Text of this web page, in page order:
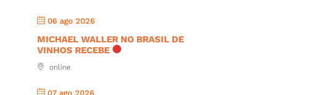
06 ago 2026
MICHAEL WALLER NO BRASIL DE
VINHOS RECEBE
online
07 ago 2026